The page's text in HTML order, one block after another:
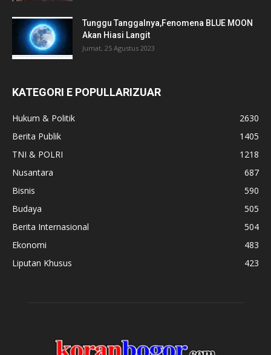
Tunggu Tanggalnya,Fenomena BLUE MOON
Akan Hiasi Langit
Jumat, 25 Agustus 2023
KATEGORI E POPULLARIZUAR
Hukum & Politik
2630
Berita Publik
1405
TNI & POLRI
1218
Nusantara
687
Bisnis
590
Budaya
505
Berita Internasional
504
Ekonomi
483
Liputan Khusus
423